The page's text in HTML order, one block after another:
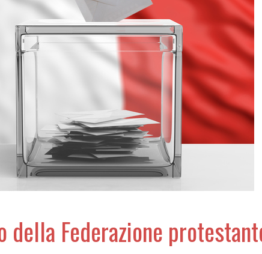
della Federazione